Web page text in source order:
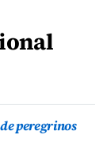
peregrinos